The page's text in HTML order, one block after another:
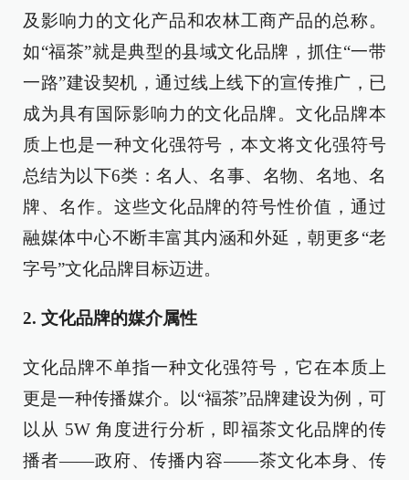
及影响力的文化产品和农林工商产品的总称。
如“福茶”就是典型的县域文化品牌，抓住“一带
一路”建设契机，通过线上线下的宣传推广，已
成为具有国际影响力的文化品牌。文化品牌本
质上也是一种文化强符号，本文将文化强符号
总结为以下6类：名人、名事、名物、名地、名
牌、名作。这些文化品牌的符号性价值，通过
融媒体中心不断丰富其内涵和外延，朝更多“老
字号”文化品牌目标迈进。
2. 文化品牌的媒介属性
文化品牌不单指一种文化强符号，它在本质上
更是一种传播媒介。以“福茶”品牌建设为例，可
以从 5W 角度进行分析，即福茶文化品牌的传
播者——政府、传播内容——茶文化本身、传